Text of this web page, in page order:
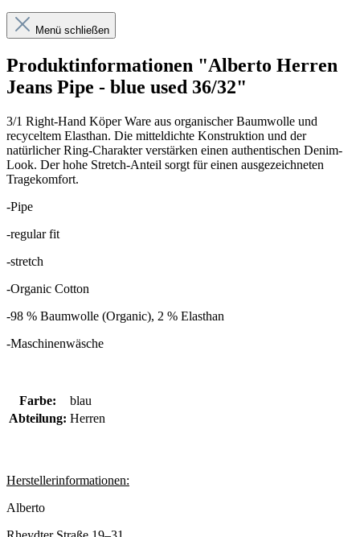
Menü schließen
Produktinformationen "Alberto Herren
Jeans Pipe - blue used 36/32"
3/1 Right-Hand Köper Ware aus organischer Baumwolle und
recyceltem Elasthan. Die mitteldichte Konstruktion und der
natürlicher Ring-Charakter verstärken einen authentischen Denim-
Look. Der hohe Stretch-Anteil sorgt für einen ausgezeichneten
Tragekomfort.
-Pipe
-regular fit
-stretch
-Organic Cotton
-98 % Baumwolle (Organic), 2 % Elasthan
-Maschinenwäsche
Farbe:
blau
Abteilung: Herren
Herstellerinformationen:
Alberto